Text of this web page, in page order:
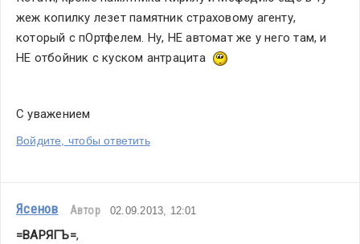
жеж копилку лезет памятник страховому агенту,
который с пОртфелем. Ну, НЕ автомат же у него там, и
НЕ отбойник с куском антрацита
С уважением
Войдите, чтобы ответить
Ясенов Автор 02.09.2013, 12:01
=ВАРЯГЪ=,